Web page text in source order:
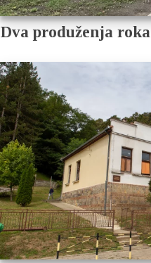
Dva produženja roka